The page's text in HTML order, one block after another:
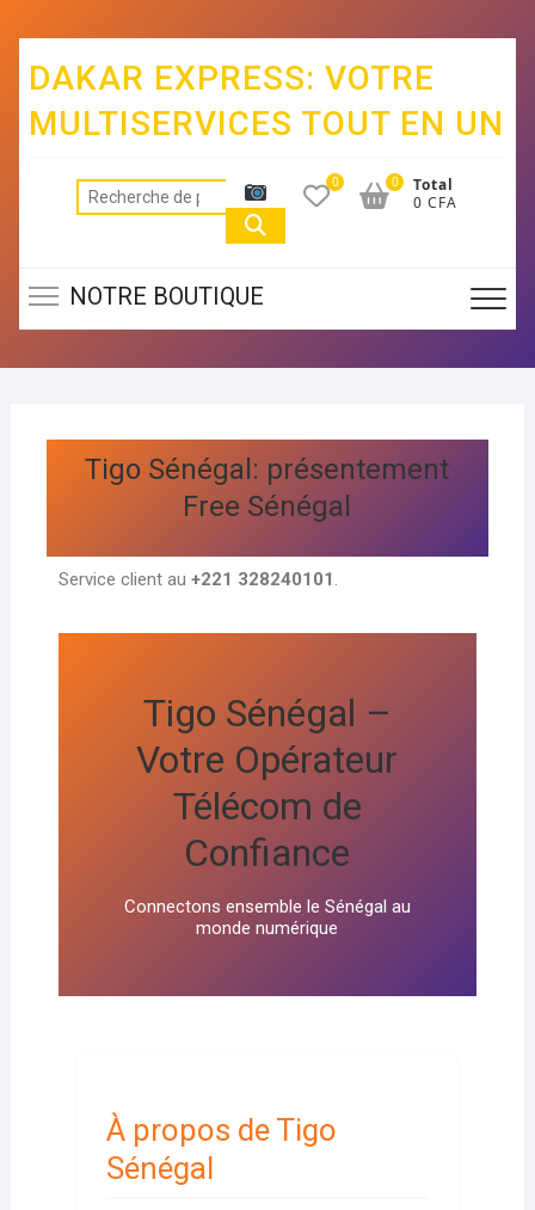
DAKAR EXPRESS: VOTRE
MULTISERVICES TOUT EN UN
0
Total
0 CFA
0
NOTRE BOUTIQUE
Tigo Sénégal: présentement
Free Sénégal
Service client au +221 328240101 .
Tigo Sénégal –
Votre Opérateur
Télécom de
Confiance
Connectons ensemble le Sénégal au
monde numérique
À propos de Tigo
Sénégal